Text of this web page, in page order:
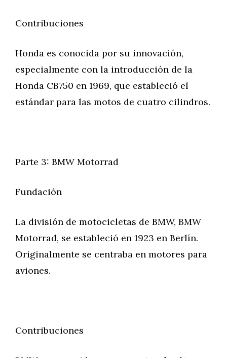
Contribuciones
Honda es conocida por su innovación,
especialmente con la introducción de la
Honda CB750 en 1969, que estableció el
estándar para las motos de cuatro cilindros.
Parte 3: BMW Motorrad
Fundación
La división de motocicletas de BMW, BMW
Motorrad, se estableció en 1923 en Berlín.
Originalmente se centraba en motores para
aviones.
Contribuciones